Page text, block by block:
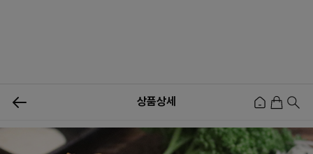
신상품 행사상품이벤트메뉴쇼핑사업자등업신청
상품상세